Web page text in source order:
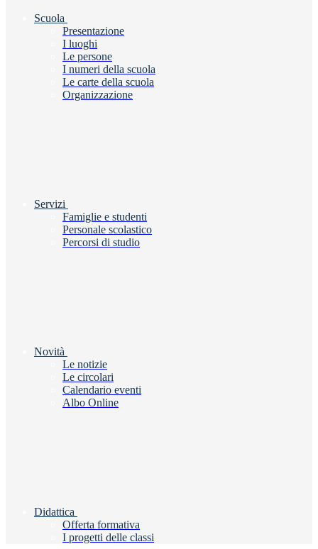
Scuola
Presentazione
I luoghi
Le persone
I numeri della scuola
Le carte della scuola
Organizzazione
Servizi
Famiglie e studenti
Personale scolastico
Percorsi di studio
Novità
Le notizie
Le circolari
Calendario eventi
Albo Online
Didattica
Offerta formativa
I progetti delle classi